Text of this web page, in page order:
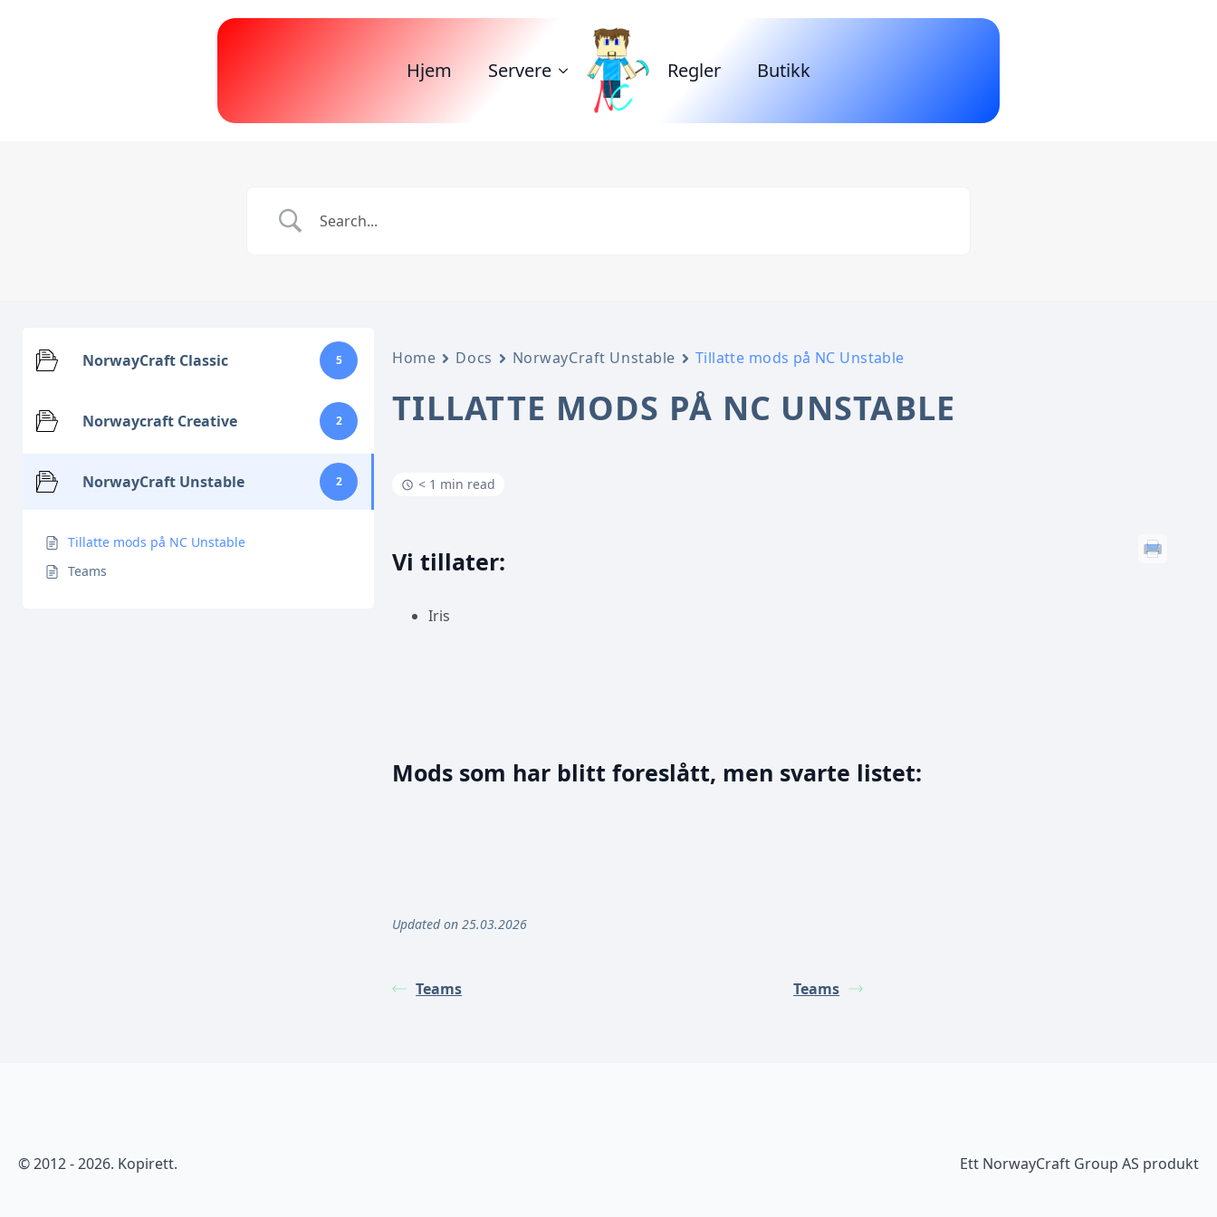
Hjem Servere Regler Butikk
NorwayCraft Classic 5
Norwaycraft Creative 2
NorwayCraft Unstable 2
Tillatte mods på NC Unstable
Teams
Home Docs NorwayCraft Unstable Tillatte mods på NC Unstable
TILLATTE MODS PÅ NC UNSTABLE
< 1 min read
Vi tillater:
Iris
Mods som har blitt foreslått, men svarte listet:
Updated on 25.03.2026
Teams Teams
© 2012 - 2026. Kopirett. Ett NorwayCraft Group AS produkt